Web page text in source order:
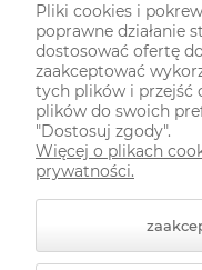
SKŁADANIE
INFORMACJE
ODWIEDŹ NAS
Pliki cookies i
poprawne działanie
dostosować ofertę
zaakceptować
tych plików i przejść
plików do swoich
"Dostosuj zgody".
Więcej o plikach
prywatności.